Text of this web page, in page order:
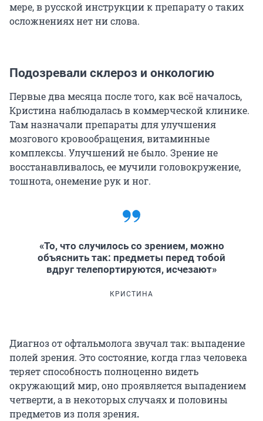
мере, в русской инструкции к препарату о таких
осложнениях нет ни слова.
Подозревали склероз и онкологию
Первые два месяца после того, как всё началось,
Кристина наблюдалась в коммерческой клинике.
Там назначали препараты для улучшения
мозгового кровообращения, витаминные
комплексы. Улучшений не было. Зрение не
восстанавливалось, ее мучили головокружение,
тошнота, онемение рук и ног.
«То, что случилось со зрением, можно
объяснить так: предметы перед тобой
вдруг телепортируются, исчезают»
КРИСТИНА
Диагноз от офтальмолога звучал так: выпадение
полей зрения. Это состояние, когда глаз человека
теряет способность полноценно видеть
окружающий мир, оно проявляется выпадением
четверти, а в некоторых случаях и половины
предметов из поля зрения.